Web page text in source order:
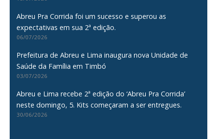
Abreu Pra Corrida foi um sucesso e superou as
expectativas em sua 2ª edição.
06/07/2026
Prefeitura de Abreu e Lima inaugura nova Unidade de
Saúde da Família em Timbó
03/07/2026
Abreu e Lima recebe 2ª edição do ‘Abreu Pra Corrida’
neste domingo, 5. Kits começaram a ser entregues.
30/06/2026